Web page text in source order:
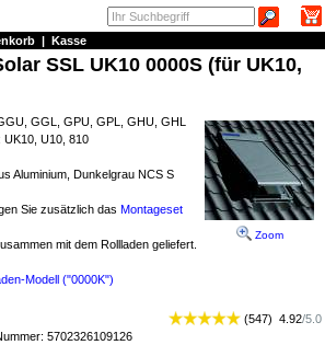
| Kasse
SSL UK10 0000S (für UK10,
Zoom
GGL, GPU, GPL, GHU, GHL
U10, 810
Aluminium, Dunkelgrau NCS S
Sie zusätzlich das Montageset
mit dem Rollladen geliefert.
Modell ("0000K")
(547) 4.92/5.0
5702326109126